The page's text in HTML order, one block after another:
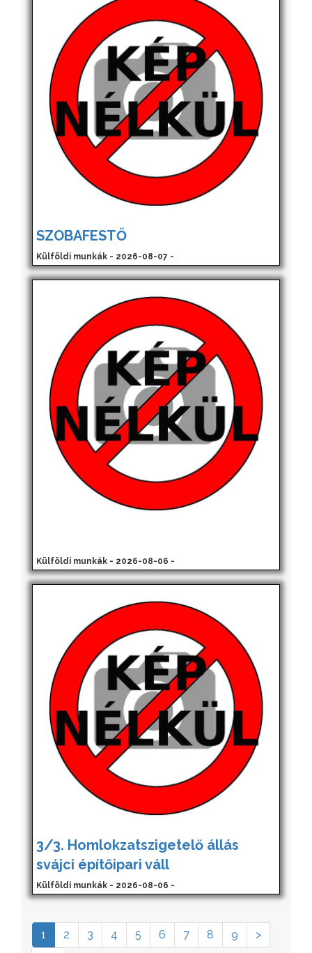
SZOBAFESTŐ
Külföldi munkák - 2026-08-07 -
Külföldi munkák - 2026-08-06 -
3/3. Homlokzatszigetelő állás
svájci építőipari váll
Külföldi munkák - 2026-08-06 -
1 2 3 4 5 6 7 8 9
>